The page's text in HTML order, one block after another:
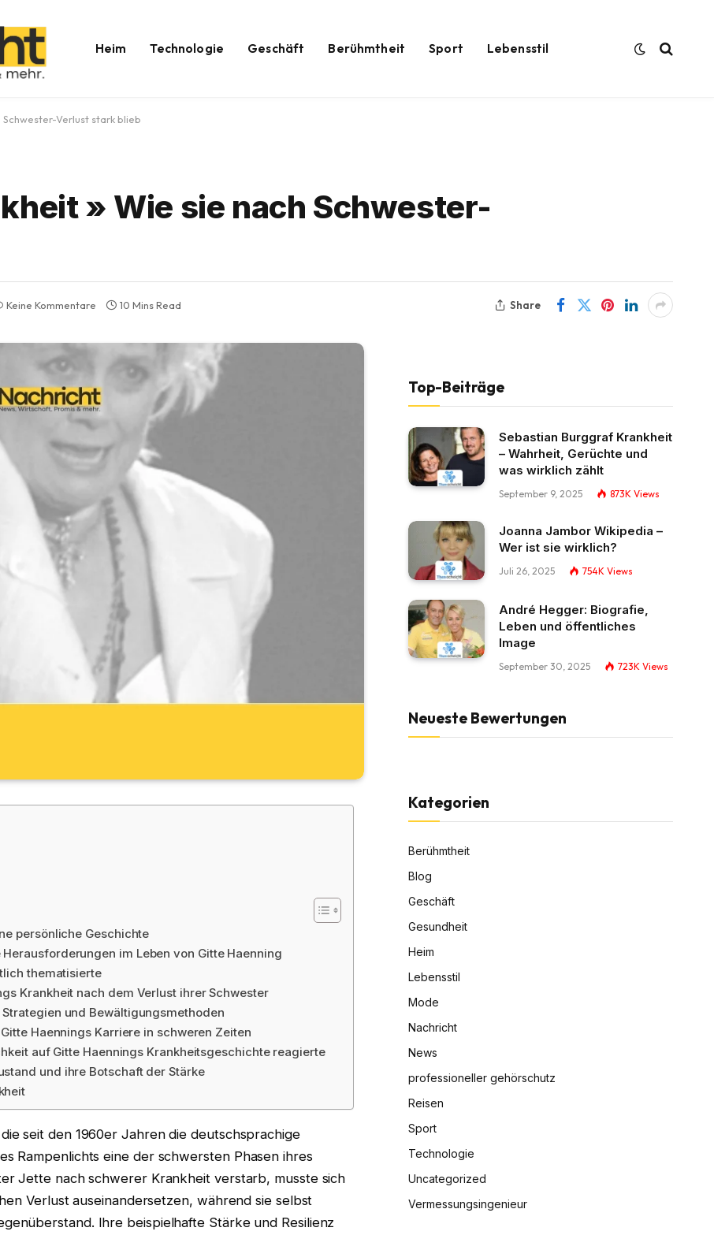
Heim Technologie Geschäft Berühmtheit Sport Lebensstil
Verlust stark blieb
» Wie sie nach Schwester-
Keine Kommentare 10 Mins Read Share
persönliche Geschichte
im Leben von Gitte Haenning
thematisierte
Krankheit nach dem Verlust ihrer Schwester
und Bewältigungsmethoden
Haennings Karriere in schweren Zeiten
auf Gitte Haennings Krankheitsgeschichte reagierte
und ihre Botschaft der Stärke
seit den 1960er Jahren die deutschsprachige
Rampenlichts eine der schwersten Phasen ihres
Jette nach schwerer Krankheit verstarb, musste sich
Verlust auseinandersetzen, während sie selbst
Ihre beispielhafte Stärke und Resilienz
Top-Beiträge
Sebastian Burggraf Krankheit
– Wahrheit, Gerüchte und
was wirklich zählt
September 9, 2025 873K Views
Joanna Jambor Wikipedia –
Wer ist sie wirklich?
Juli 26, 2025 754K Views
André Hegger: Biografie,
Leben und öffentliches
Image
September 30, 2025 723K Views
Neueste Bewertungen
Kategorien
Berühmtheit
Blog
Geschäft
Gesundheit
Heim
Lebensstil
Mode
Nachricht
News
professioneller gehörschutz
Reisen
Sport
Technologie
Uncategorized
Vermessungsingenieur